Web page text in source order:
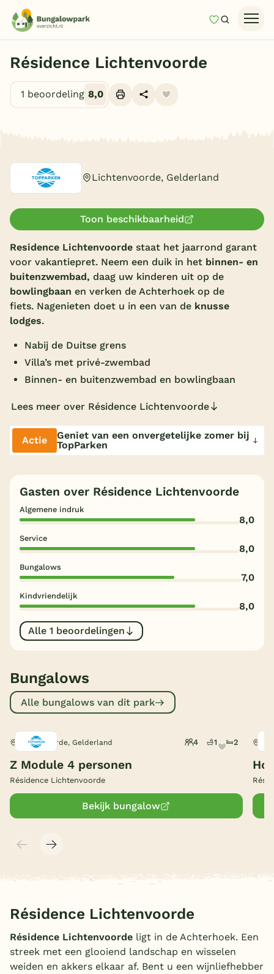
MijnZoeken
Last minutes
Top 12 aanbiedingen
Onze vakantiegidsen
Subtropisch zwembad
Overdekt zwembad
Alle populaire faciliteiten
Bestemmingen
Nederland
Limburg
Duitsland
Onze e-boeken
Résidence Lichtenvoorde
1 beoordeling 8,0
Lichtenvoorde, Gelderland
Toon beschikbaarheid
Residence Lichtenvoorde staat het jaarrond garant
voor vakantiepret. Neem een duik in het binnen- en
buitenzwembad, daag uw kinderen uit op de
bowlingbaan en verken de Achterhoek op de
fiets. Nagenieten doet u in een van de knusse
lodges.
Nabij de Duitse grens
Villa’s met privé-zwembad
Binnen- en buitenzwembad en bowlingbaan
Lees meer over Résidence Lichtenvoorde
Actie
Geniet van een onvergetelijke zomer bij
TopParken
Gasten over Résidence Lichtenvoorde
Algemene indruk
8,0
Service
8,0
Bungalows
7,0
Kindvriendelijk
8,0
Alle 1 beoordelingen
Bungalows
Alle bungalows van dit park
Lichtenvoorde, Gelderland 4 1 2
Z Module 4 personen
Résidence Lichtenvoorde
Bekijk bungalow
Résidence Lichtenvoorde
Résidence Lichtenvoorde ligt in de Achterhoek. Een
streek met een glooiend landschap en wisselen
weiden en akkers elkaar af. Bent u een wijnliefhebber